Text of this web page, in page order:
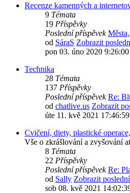
Recenze kamenných a
9 Témata
19 Příspěvky
Poslední příspěvek
od SáraS Zobrazit
pon 03. úno 2020 9:26:00
Technika
28 Témata
137 Příspěvky
Poslední příspěvek Re:
od chatlive.us Zobrazit
úte 11. kvě 2021 17:46:59
Cvičení, diety, plastické
Vše o zkrášlování a zvyšování
8 Témata
22 Příspěvky
Poslední příspěvek Re:
od Sally Zobrazit
sob 08. kvě 2021